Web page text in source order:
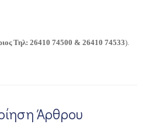
Τηλ: 26410 74500 & 26410 74533).
Άρθρου